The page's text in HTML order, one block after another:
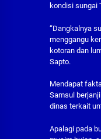
kondisi sungai
“Dangkalnya
menggangu
kotoran dan
Sapto.
Mendapat
Samsul
dinas terkait
Apalagi pada